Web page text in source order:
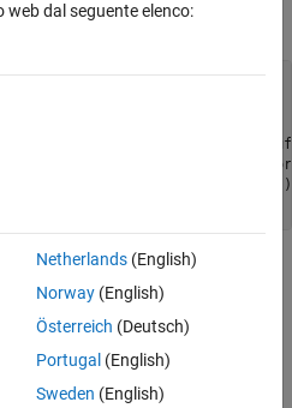
input_buf,
'Error reading string.')
mexWarnMsgIdAndTxt
was this information?
web dal seguente elenco:
Netherlands(English)
Norway(English)
Österreich (Deutsch)
Portugal (English)
Sweden (English)